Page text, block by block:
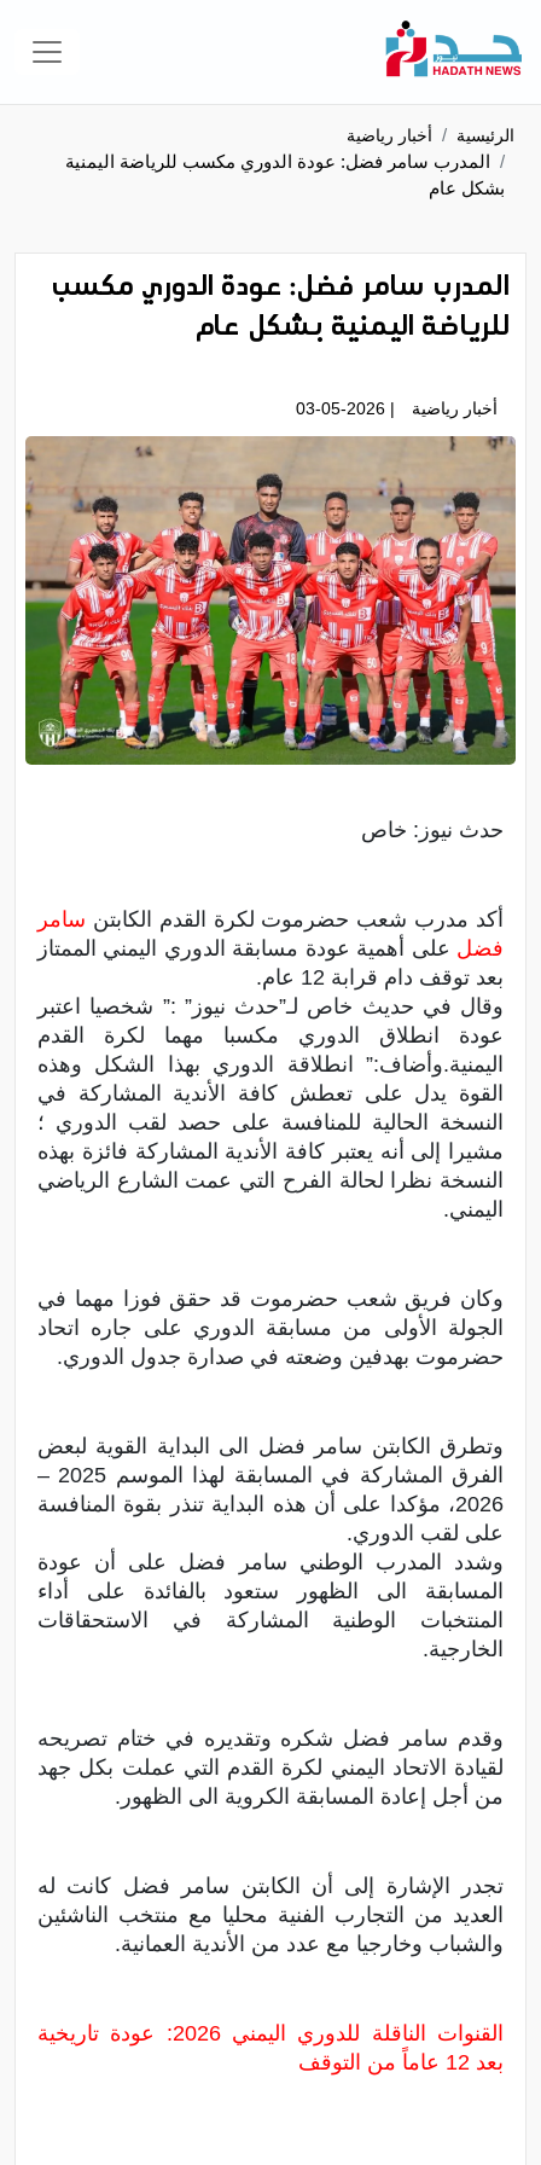
الرئيسية أخبار رياضية
المدرب سامر فضل: عودة الدوري مكسب للرياضة اليمنية
بشكل عام
المدرب سامر فضل: عودة الدوري مكسب
للرياضة اليمنية بشكل عام
أخبار رياضية | 03-05-2026
حدث نيوز: خاص
أكد مدرب شعب حضرموت لكرة القدم الكابتن سامر
فضل على أهمية عودة مسابقة الدوري اليمني الممتاز
بعد توقف دام قرابة 12 عام.
وقال في حديث خاص لـ”حدث نيوز” :” شخصيا اعتبر
عودة انطلاق الدوري مكسبا مهما لكرة القدم
اليمنية.وأضاف:” انطلاقة الدوري بهذا الشكل وهذه
القوة يدل على تعطش كافة الأندية المشاركة في
النسخة الحالية للمنافسة على حصد لقب الدوري ؛
مشيرا إلى أنه يعتبر كافة الأندية المشاركة فائزة بهذه
النسخة نظرا لحالة الفرح التي عمت الشارع الرياضي
اليمني.
وكان فريق شعب حضرموت قد حقق فوزا مهما في
الجولة الأولى من مسابقة الدوري على جاره اتحاد
حضرموت بهدفين وضعته في صدارة جدول الدوري.
وتطرق الكابتن سامر فضل الى البداية القوية لبعض
الفرق المشاركة في المسابقة لهذا الموسم 2025 –
2026، مؤكدا على أن هذه البداية تنذر بقوة المنافسة
على لقب الدوري.
وشدد المدرب الوطني سامر فضل على أن عودة
المسابقة الى الظهور ستعود بالفائدة على أداء
المنتخبات الوطنية المشاركة في الاستحقاقات
الخارجية.
وقدم سامر فضل شكره وتقديره في ختام تصريحه
لقيادة الاتحاد اليمني لكرة القدم التي عملت بكل جهد
من أجل إعادة المسابقة الكروية الى الظهور.
تجدر الإشارة إلى أن الكابتن سامر فضل كانت له
العديد من التجارب الفنية محليا مع منتخب الناشئين
والشباب وخارجيا مع عدد من الأندية العمانية.
القنوات الناقلة للدوري اليمني 2026: عودة تاريخية
بعد 12 عاماً من التوقف